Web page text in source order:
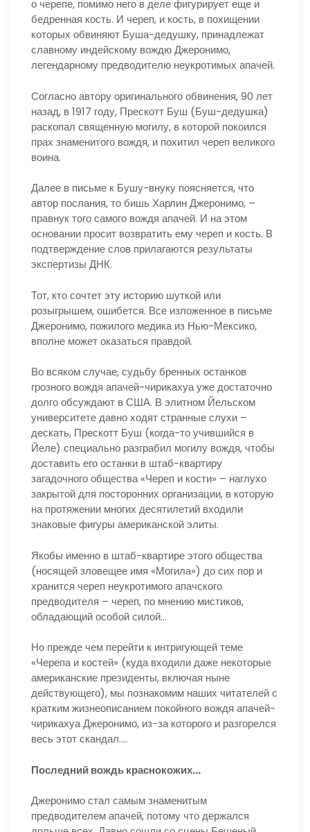
о черепе, помимо него в деле фигурирует еще и
бедренная кость. И череп, и кость, в похищении
которых обвиняют Буша-дедушку, принадлежат
славному индейскому вождю Джеронимо,
легендарному предводителю неукротимых апачей.
Согласно автору оригинального обвинения, 90 лет
назад, в 1917 году, Прескотт Буш (Буш-дедушка)
раскопал священную могилу, в которой покоился
прах знаменитого вождя, и похитил череп великого
воина.
Далее в письме к Бушу-внуку поясняется, что
автор послания, то бишь Харлин Джеронимо, –
правнук того самого вождя апачей. И на этом
основании просит возвратить ему череп и кость. В
подтверждение слов прилагаются результаты
экспертизы ДНК.
Тот, кто сочтет эту историю шуткой или
розыгрышем, ошибется. Все изложенное в письме
Джеронимо, пожилого медика из Нью-Мексико,
вполне может оказаться правдой.
Во всяком случае, судьбу бренных останков
грозного вождя апачей-чирикахуа уже достаточно
долго обсуждают в США. В элитном Йельском
университете давно ходят странные слухи –
дескать, Прескотт Буш (когда-то учившийся в
Йеле) специально разграбил могилу вождя, чтобы
доставить его останки в штаб-квартиру
загадочного общества «Череп и кости» – наглухо
закрытой для посторонних организации, в которую
на протяжении многих десятилетий входили
знаковые фигуры американской элиты.
Якобы именно в штаб-квартире этого общества
(носящей зловещее имя «Могила») до сих пор и
хранится череп неукротимого апачского
предводителя – череп, по мнению мистиков,
обладающий особой силой…
Но прежде чем перейти к интригующей теме
«Черепа и костей» (куда входили даже некоторые
американские президенты, включая ныне
действующего), мы познакомим наших читателей с
кратким жизнеописанием покойного вождя апачей-
чирикахуа Джеронимо, из-за которого и разгорелся
весь этот скандал….
Последний вождь краснокожих…
Джеронимо стал самым знаменитым
предводителем апачей, потому что держался